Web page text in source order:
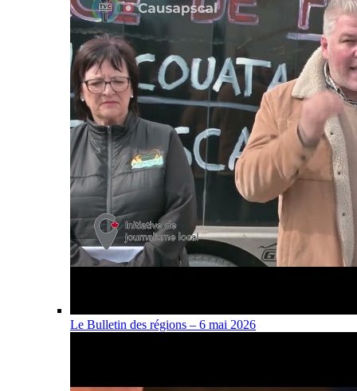
Le Bulletin des régions – 6 mai 2026